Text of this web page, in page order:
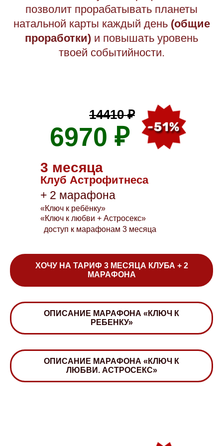
позволит прорабатывать планеты
натальной карты каждый день (общие
проработки) и повышать уровень
твоей событийности.
6970 ₽
14410 ₽
3 месяца
+ 2 марафона
«Ключ к ребёнку»
«Ключ к любви + Астросекс»
Клуб Астрофитнеса
доступ к марафонам 3 месяца
ХОЧУ НА ТАРИФ 3 МЕСЯЦА КЛУБА + 2
МАРАФОНА
ОПИСАНИЕ МАРАФОНА «КЛЮЧ К
РЕБЕНКУ»
ОПИСАНИЕ МАРАФОНА «КЛЮЧ К
ЛЮБВИ. АСТРОСЕКС»